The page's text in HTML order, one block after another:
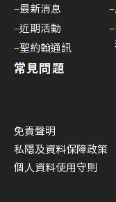
–最新消息
–近期活動
–聖約翰通訊
–
–
常見問題
免責聲明
私隱及資料保障政策
個人資料使用守則